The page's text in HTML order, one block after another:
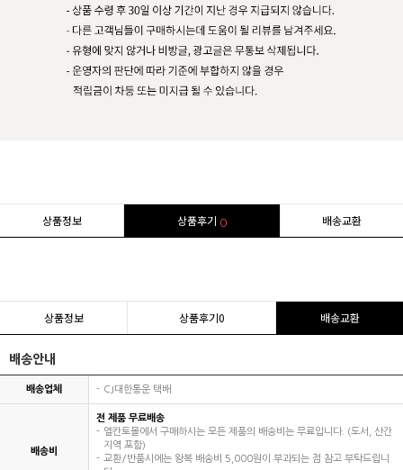
상품정보 상품후기 0 배송교환
상품정보 상품후기0 배송교환
배송안내
배송업체 CJ대한통운 택배
배송비
전 제품 무료배송
엘칸토몰에서 구매하시는 모든 제품의 배송비는 무료입니다. (도서, 산간
지역 포함)
교환/반품시에는 왕복 배송비 5,000원이 부과되는 점 참고 부탁드립니